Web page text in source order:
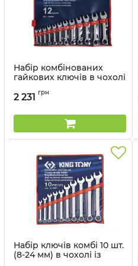
Набір комбінованих
гайкових ключів в чохолі
Артикул:
2 231 грн
Набір ключів комбі 10 шт.
(8-24 мм) в чохолі із